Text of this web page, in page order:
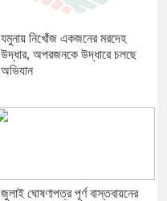
যমুনায় নিখোঁজ একজনের মরদেহ
উদ্ধার, অপরজনকে উদ্ধারে চলছে
অভিযান
জুলাই ঘোষণাপত্র পূর্ণ বাস্তবায়নের